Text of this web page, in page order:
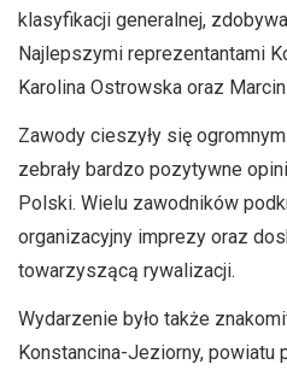
klasyfikacji generalnej,
Najlepszymi reprezentantami
Karolina Ostrowska oraz
Zawody cieszyły się
zebrały bardzo pozytywne
Polski. Wielu zawodników
organizacyjny imprezy oraz
towarzyszącą rywalizacji.
Wydarzenie było także
Konstancina-Jeziorny, powiatu